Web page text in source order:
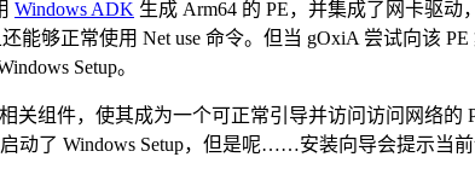
Windows ADK 生成 Arm64 的 PE，并集成了网卡驱
能够正常使用 Net use 命令。但当 gOxiA 尝试向该
Setup。
件，使其成为一个可正常引导并访问访问网络的
动了 Windows Setup，但是呢……安装向导会提示当前